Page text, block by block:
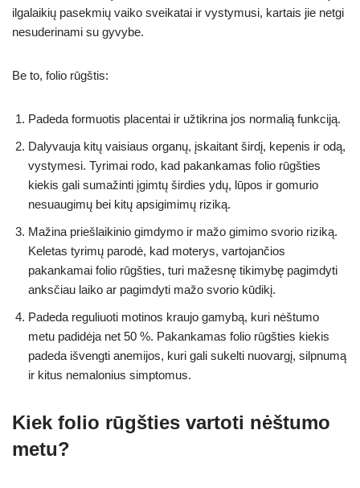
ilgalaikių pasekmių vaiko sveikatai ir vystymusi, kartais jie netgi
nesuderinami su gyvybe.
Be to, folio rūgštis:
Padeda formuotis placentai ir užtikrina jos normalią funkciją.
Dalyvauja kitų vaisiaus organų, įskaitant širdį, kepenis ir odą,
vystymesi. Tyrimai rodo, kad pakankamas folio rūgšties
kiekis gali sumažinti įgimtų širdies ydų, lūpos ir gomurio
nesuaugimų bei kitų apsigimimų riziką.
Mažina priešlaikinio gimdymo ir mažo gimimo svorio riziką.
Keletas tyrimų parodė, kad moterys, vartojančios
pakankamai folio rūgšties, turi mažesnę tikimybę pagimdyti
anksčiau laiko ar pagimdyti mažo svorio kūdikį.
Padeda reguliuoti motinos kraujo gamybą, kuri nėštumo
metu padidėja net 50 %. Pakankamas folio rūgšties kiekis
padeda išvengti anemijos, kuri gali sukelti nuovargį, silpnumą
ir kitus nemalonius simptomus.
Kiek folio rūgšties vartoti nėštumo
metu?